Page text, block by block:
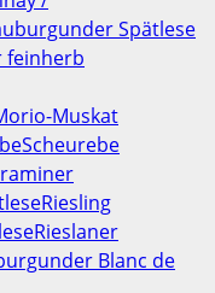
Spätlese
feinherb
Muskat
Scheurebe
Riesling
Rieslaner
Blanc de